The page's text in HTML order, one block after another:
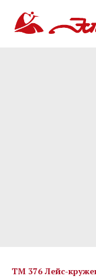
TM 376 Лейс-